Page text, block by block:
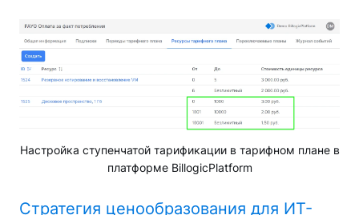
Настройка ступенчатой тарификации в тарифном плане в
платформе BillogicPlatform
Стратегия ценообразования для ИТ-